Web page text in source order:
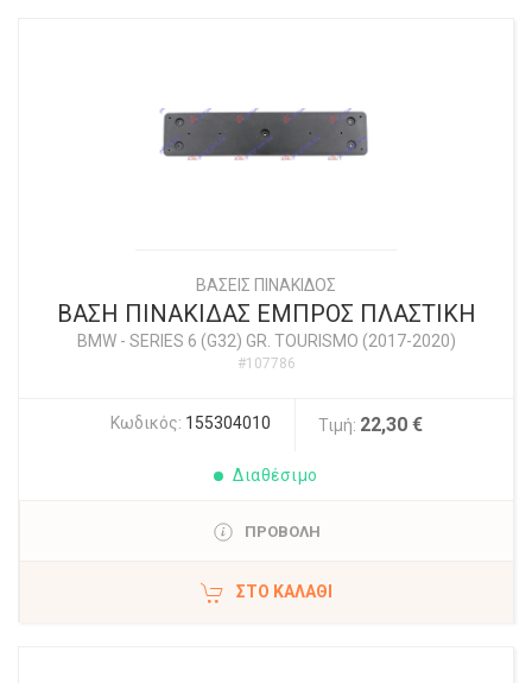
ΒΑΣΕΙΣ ΠΙΝΑΚΙΔΟΣ
ΒΑΣΗ ΠΙΝΑΚΙΔΑΣ ΕΜΠΡΟΣ ΠΛΑΣΤΙΚΗ
BMW- SERIES 6 (G32) GR. TOURISMO (2017-2020)
#107786
Κωδικός: 155304010 Τιμή: 22,30 €
Διαθέσιμο
ΠΡΟΒΟΛΗ
ΣΤΟ ΚΑΛΆΘΙ